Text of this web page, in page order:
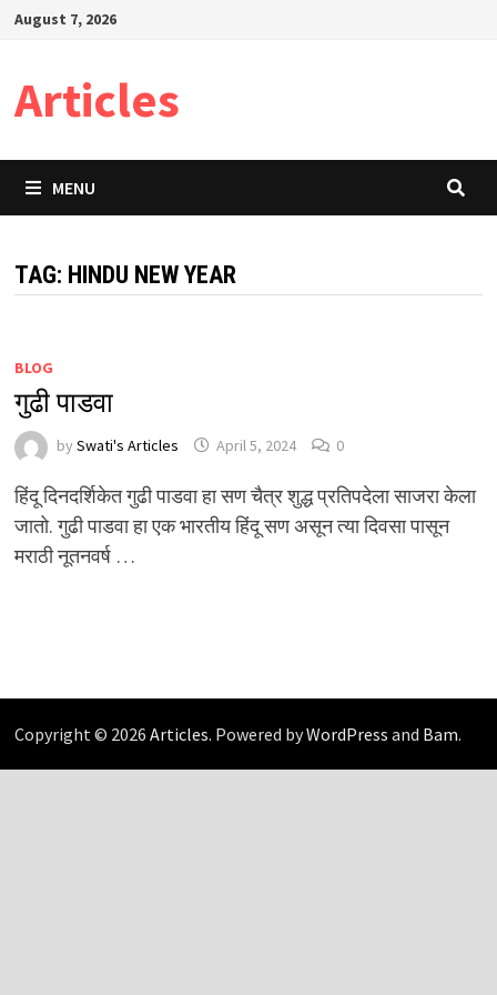
SkipAugust 7, 2026
Articles
MENU
TAG: HINDU NEW YEAR
BLOG
गुढी पाडवा
by Swati's Articles April 5, 2024 0
हिंदू दिनदर्शिकेत गुढी पाडवा हा सण चैत्र शुद्ध प्रतिपदेला साजरा केला
जातो. गुढी पाडवा हा एक भारतीय हिंदू सण असून त्या दिवसा पासून
मराठी नूतनवर्ष …
Copyright © 2026 Articles. Powered byWordPress and Bam.